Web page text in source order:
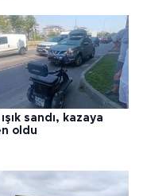
sandı, kazaya
oldu
19:00
21:30